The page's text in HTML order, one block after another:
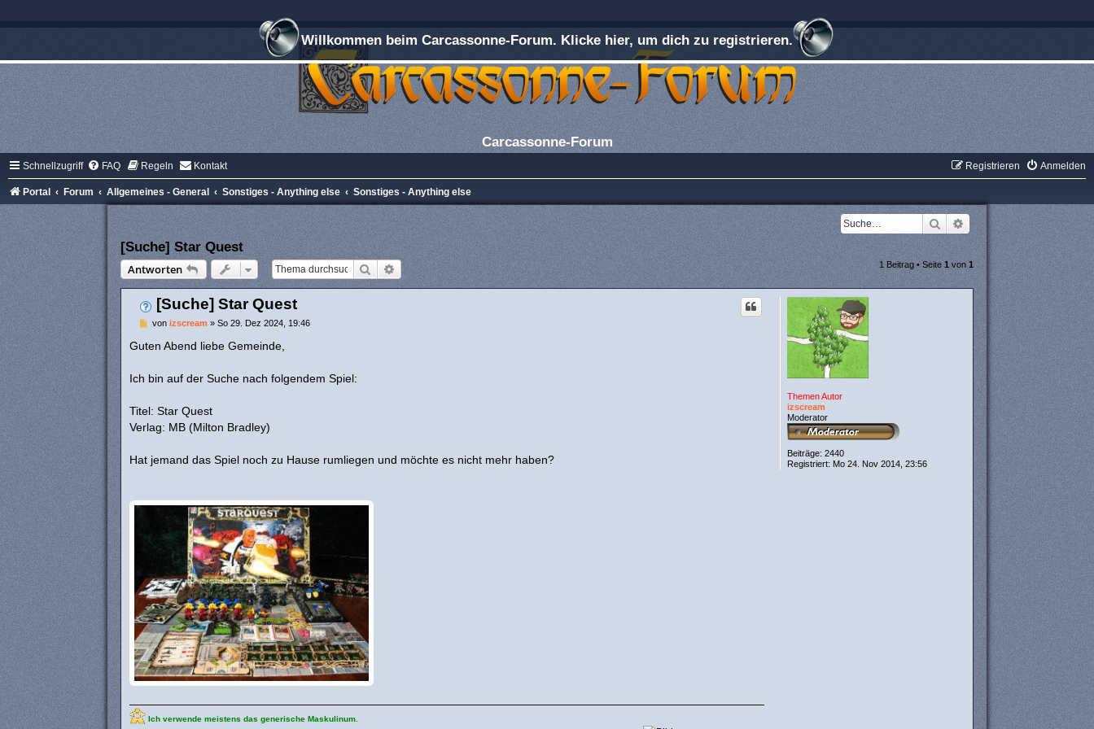
Willkommen beim Carcassonne-Forum. Klicke hier, um dich zu registrieren.
Carcassonne-Forum
Schnellzugriff FAQ Regeln Kontakt Anmelden
Registrieren
Portal Forum Allgemeines - General Sonstiges - Anything else Sonstiges - Anything else
Suche
Erweiterte Suche
[Suche] Star Quest
Antworten
Suche Erweiterte Suche 1 Beitrag • Seite1 von1
Themen Autor
izscream
Moderator
Beiträge: 2440
Registriert: Mo 24. Nov 2014, 23:56
[Suche] Star Quest
B
i
a
g
von izscream » So 29. Dez 2024, 19:46
Guten Abend liebe Gemeinde,
Ich bin auf der Suche nach folgendem Spiel:
Titel: Star Quest
Verlag: MB (Milton Bradley)
Hat jemand das Spiel noch zu Hause rumliegen und möchte es nicht mehr haben?
Ich verwende meistens das generische Maskulinum.